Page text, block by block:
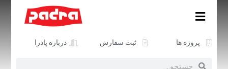
پروژه ها ثبت سفارش درباره پادرا